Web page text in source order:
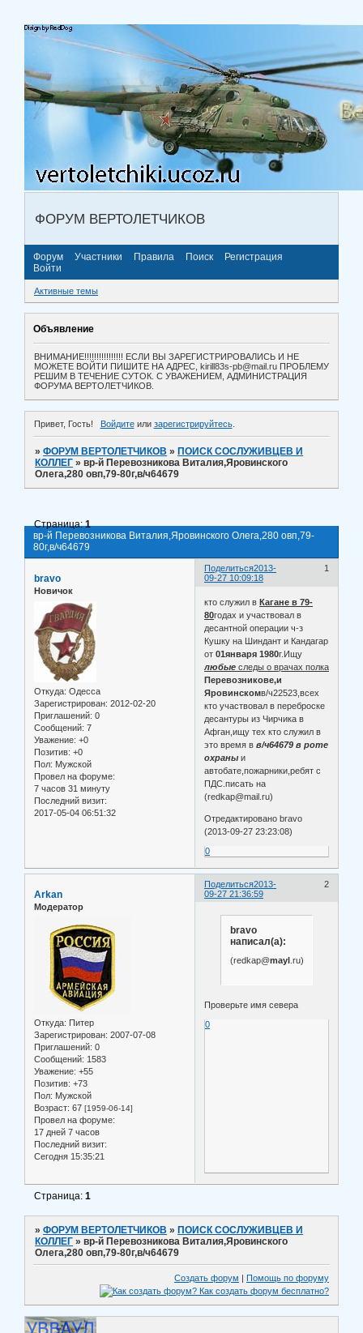
ФОРУМ ВЕРТОЛЕТЧИКОВ
Форум Участники Правила Поиск
Регистрация
Войти
Активные темы
Объявление
ВНИМАНИЕ!!!!!!!!!!!!!!!! ЕСЛИ ВЫ ЗАРЕГИСТРИРОВАЛИСЬ И НЕ
МОЖЕТЕ ВОЙТИ ПИШИТЕ НА АДРЕС, kirill83s-pb@mail.ru ПРОБЛЕМУ
РЕШИМ В ТЕЧЕНИЕ СУТОК. С УВАЖЕНИЕМ, АДМИНИСТРАЦИЯ
ФОРУМА ВЕРТОЛЕТЧИКОВ.
Привет, Гость! Войдитеили зарегистрируйтесь.
»ФОРУМ ВЕРТОЛЕТЧИКОВ » ПОИСК СОСЛУЖИВЦЕВ И
КОЛЛЕГ »вр-й Перевозникова Виталия,Яровинского
Олега,280 овп,79-80г,в/ч64679
вр-й Перевозникова Виталия,Яровинского Олега,280 овп,79-
80г,в/ч64679
Страница:1
Поделиться 1
2013-
09-27 10:09:18
bravo
Новичок
Откуда: Одесса
Зарегистрирован: 2012-02-20
Приглашений: 0
Сообщений: 7
Уважение: +0
Позитив: +0
Пол: Мужской
Провел на форуме:
7 часов 31 минуту
Последний визит:
2017-05-04 06:51:32
кто служил вКагане в 79-
80годах и участвовал в
десантной операции ч-з
Кушку на Шиндант и Кандагар
от01января 1980г.Ищу
любые следы о врачах полка
Перевозникове,и
Яровинскомв/ч22523,всех
кто участвовал в переброске
десантуры из Чирчика в
Афган,ищу тех кто служил в
это время в в/ч64679 в роте
охраныи
автобате,пожарники,ребят с
ПДС.писать на
(redkap@mail.ru)
Отредактировано bravo
(2013-09-27 23:23:08)
0
Поделиться 2
2013-
09-27 21:36:59
Arkan
Модератор
Откуда: Питер
Зарегистрирован: 2007-07-08
Приглашений: 0
Сообщений: 1583
Уважение: +55
Позитив: +73
Пол: Мужской
Возраст: 67 [1959-06-14]
Провел на форуме:
17 дней 7 часов
Последний визит:
Сегодня 15:35:21
bravo
написал(а):
(redkap@mayl.ru)
Проверьте имя севера
0
Страница:1
»ФОРУМ ВЕРТОЛЕТЧИКОВ »ПОИСК СОСЛУЖИВЦЕВ И
КОЛЛЕГ »вр-й Перевозникова Виталия,Яровинского
Олега,280 овп,79-80г,в/ч64679
Создать форум | Помощь по форуму